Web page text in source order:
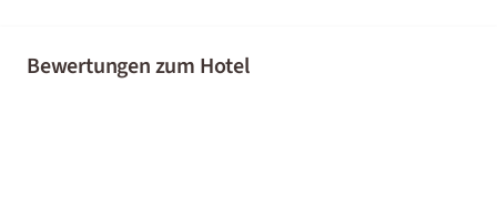
Bewertungen zum Hotel